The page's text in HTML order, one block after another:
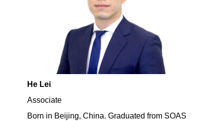
He Lei
Associate
Born in Beijing, China. Graduated from SOAS